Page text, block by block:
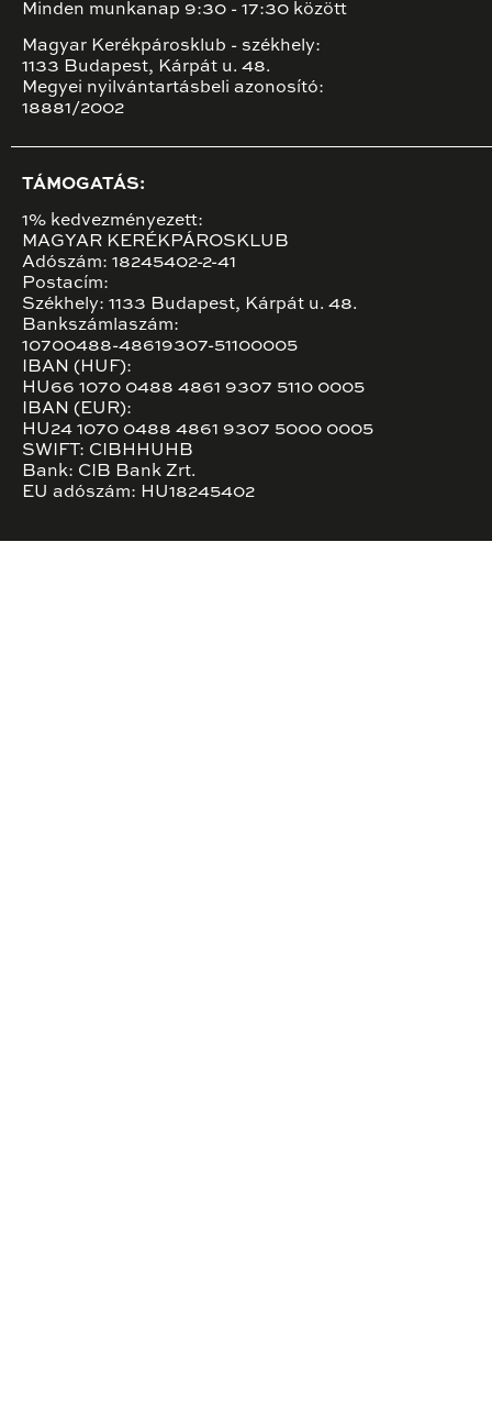
Minden munkanap 9:30 - 17:30 között
Magyar Kerékpárosklub - székhely:
1133 Budapest, Kárpát u. 48.
Megyei nyilvántartásbeli azonosító:
18881/2002
TÁMOGATÁS:
1% kedvezményezett:
MAGYAR KERÉKPÁROSKLUB
Adószám: 18245402-2-41
Postacím:
Székhely: 1133 Budapest, Kárpát u. 48.
Bankszámlaszám:
10700488-48619307-51100005
IBAN (HUF):
HU66 1070 0488 4861 9307 5110 0005
IBAN (EUR):
HU24 1070 0488 4861 9307 5000 0005
SWIFT: CIBHHUHB
Bank: CIB Bank Zrt.
EU adószám: HU18245402